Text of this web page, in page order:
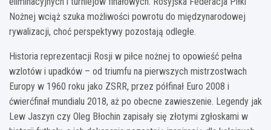
Nożnej wciąż szuka możliwości powrotu do międzynarodowej
rywalizacji, choć perspektywy pozostają odległe.
Historia reprezentacji Rosji w piłce nożnej to opowieść pełna
wzlotów i upadków – od triumfu na pierwszych mistrzostwach
Europy w 1960 roku jako ZSRR, przez półfinał Euro 2008 i
ćwierćfinał mundialu 2018, aż po obecne zawieszenie. Legendy jak
Lew Jaszyn czy Oleg Błochin zapisały się złotymi zgłoskami w